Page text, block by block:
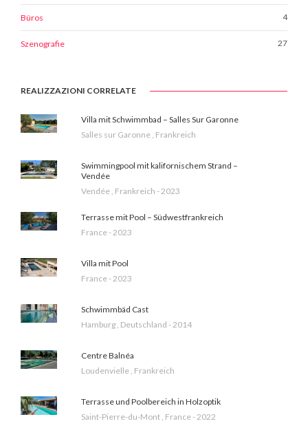
Büros 4
Szenografie 27
REALIZZAZIONI CORRELATE
Villa mit Schwimmbad – Salles Sur Garonne
Salles sur Garonne , Frankreich
Swimmingpool mit kalifornischem Strand –
Vendée
Vendée , Frankreich - 2023
Terrasse mit Pool – Südwestfrankreich
France - 2023
Villa mit Pool
France - 2023
Schwimmbäd Cast
Hamburg , Deutschland - 2014
Centre Balnéa
Loudenvielle , Frankreich
Terrasse und Poolbereich in Holzoptik
Saint-Pierre-du-Mont , France - 2022